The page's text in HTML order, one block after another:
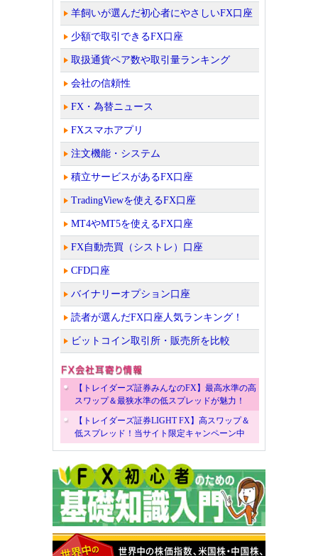
羊飼いが選んだ初心者にやさしいFX口座
少額で取引できるFX口座
取扱通貨ペア数や取引量ランキング
会社の信頼性
FX・為替ニュース
FXスマホアプリ
注文機能・システム
積立サービスがあるFX口座
TradingViewを使えるFX口座
MT4やMT5を使えるFX口座
FX自動売買（シストレ）口座
CFD口座
バイナリーオプション口座
読者が選んだFX口座人気ランキング！
ビットコイン取引所・販売所を比較
【トレイダーズ証券みんなのFX】最高水準の高
スワップ＆最狭水準の低スプレッドが魅力！
【トレイダーズ証券LIGHT FX】高スワップ＆
低スプレッド！当サイト限定キャンペーン中